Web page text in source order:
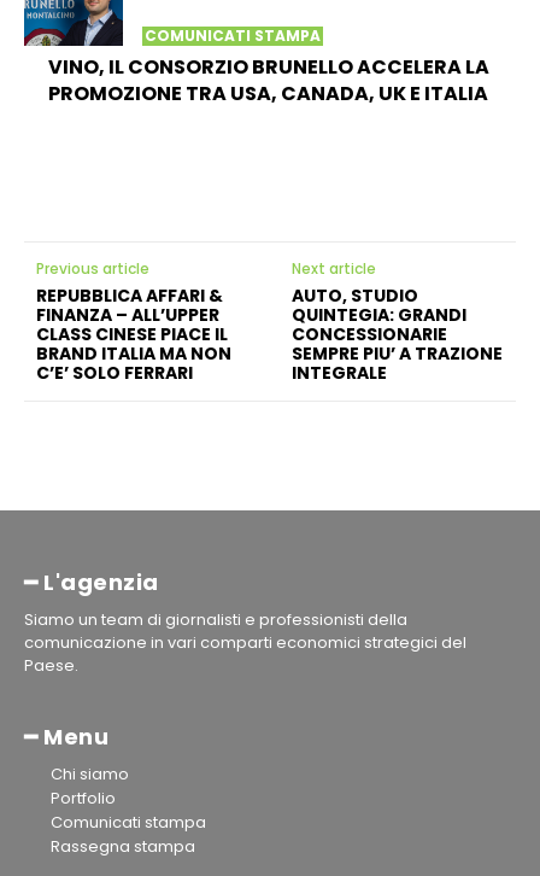
COMUNICATI STAMPA
VINO, IL CONSORZIO BRUNELLO ACCELERA LA
PROMOZIONE TRA USA, CANADA, UK E ITALIA
Previous article
REPUBBLICA AFFARI &
FINANZA – ALL’UPPER
CLASS CINESE PIACE IL
BRAND ITALIA MA NON
C’E’ SOLO FERRARI
Next article
AUTO, STUDIO
QUINTEGIA: GRANDI
CONCESSIONARIE
SEMPRE PIU’ A TRAZIONE
INTEGRALE
━ L'agenzia
Siamo un team di giornalisti e professionisti della
comunicazione in vari comparti economici strategici del
Paese.
━ Menu
Chi siamo
Portfolio
Comunicati stampa
Rassegna stampa